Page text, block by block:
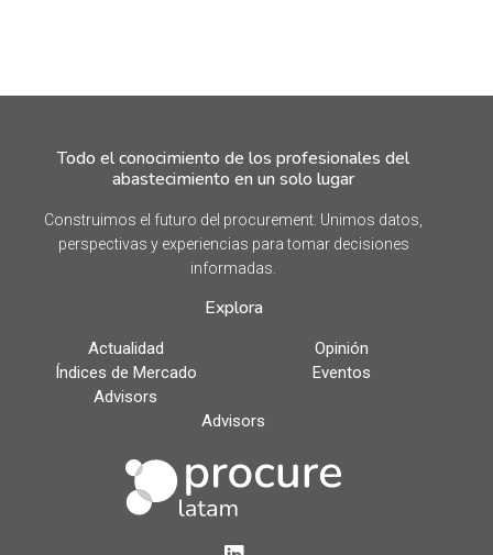
Todo el conocimiento de los profesionales del
abastecimiento en un solo lugar
Construimos el futuro del procurement. Unimos datos,
perspectivas y experiencias para tomar decisiones
informadas.
Explora
Actualidad
Opinión
Índices de Mercado
Eventos
Advisors
Advisors